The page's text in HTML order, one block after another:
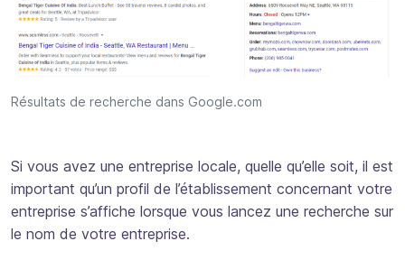
Résultats de recherche dans Google.com
Si vous avez une entreprise locale, quelle qu’elle soit, il est
important qu’un profil de l’établissement concernant votre
entreprise s’affiche lorsque vous lancez une recherche sur
le nom de votre entreprise.